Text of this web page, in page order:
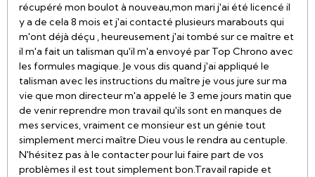
récupéré mon boulot à nouveau,mon mari j'ai été licencé il
y a de cela 8 mois et j'ai contacté plusieurs marabouts qui
m'ont déjà déçu , heureusement j'ai tombé sur ce maître et
il m'a fait un talisman qu'il m'a envoyé par Top Chrono avec
les formules magique. Je vous dis quand j'ai appliqué le
talisman avec les instructions du maître je vous jure sur ma
vie que mon directeur m'a appelé le 3 eme jours matin que
de venir reprendre mon travail qu'ils sont en manques de
mes services, vraiment ce monsieur est un génie tout
simplement merci maître Dieu vous le rendra au centuple.
N'hésitez pas à le contacter pour lui faire part de vos
problèmes il est tout simplement bon.Travail rapide et